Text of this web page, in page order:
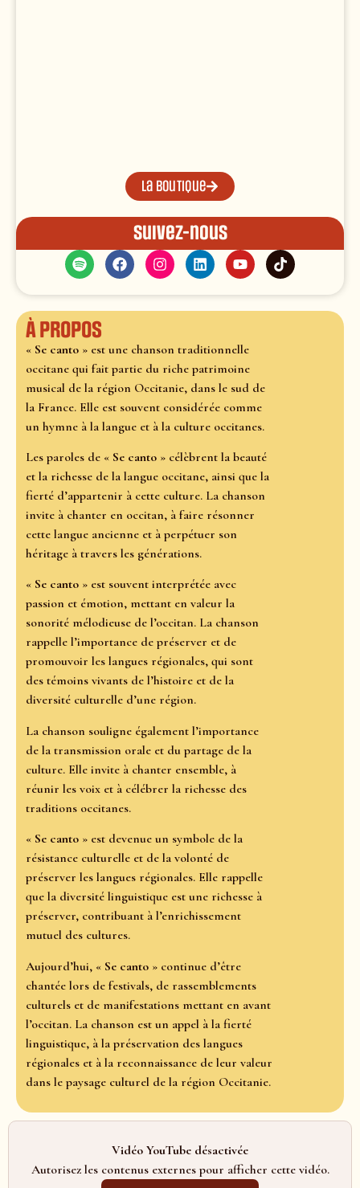
La boutique
Suivez-nous
À propos
« Se canto » est une chanson traditionnelle
occitane qui fait partie du riche patrimoine
musical de la région Occitanie, dans le sud de
la France. Elle est souvent considérée comme
un hymne à la langue et à la culture occitanes.
Les paroles de « Se canto » célèbrent la beauté
et la richesse de la langue occitane, ainsi que la
fierté d’appartenir à cette culture. La chanson
invite à chanter en occitan, à faire résonner
cette langue ancienne et à perpétuer son
héritage à travers les générations.
« Se canto » est souvent interprétée avec
passion et émotion, mettant en valeur la
sonorité mélodieuse de l’occitan. La chanson
rappelle l’importance de préserver et de
promouvoir les langues régionales, qui sont
des témoins vivants de l’histoire et de la
diversité culturelle d’une région.
La chanson souligne également l’importance
de la transmission orale et du partage de la
culture. Elle invite à chanter ensemble, à
réunir les voix et à célébrer la richesse des
traditions occitanes.
« Se canto » est devenue un symbole de la
résistance culturelle et de la volonté de
préserver les langues régionales. Elle rappelle
que la diversité linguistique est une richesse à
préserver, contribuant à l’enrichissement
mutuel des cultures.
Aujourd’hui, « Se canto » continue d’être
chantée lors de festivals, de rassemblements
culturels et de manifestations mettant en avant
l’occitan. La chanson est un appel à la fierté
linguistique, à la préservation des langues
régionales et à la reconnaissance de leur valeur
dans le paysage culturel de la région Occitanie.
Vidéo YouTube désactivée
Autorisez les contenus externes pour afficher cette vidéo.